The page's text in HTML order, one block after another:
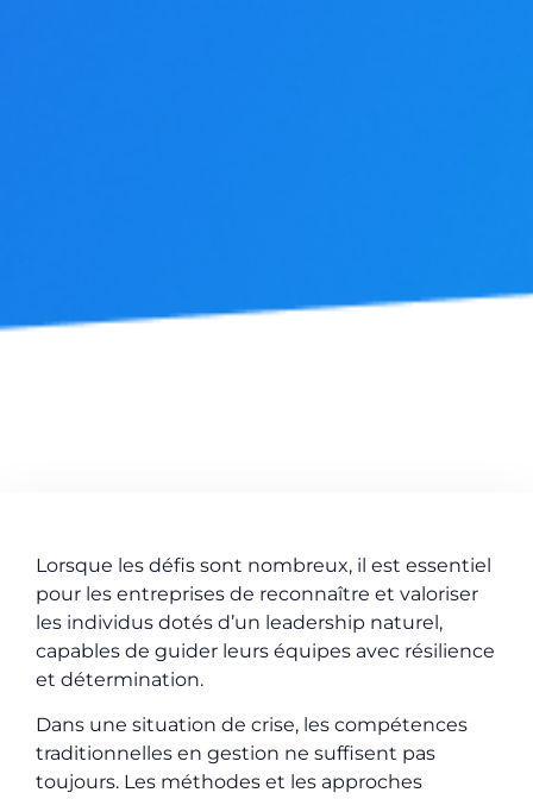
Lorsque les défis sont nombreux, il est essentiel
pour les entreprises de reconnaître et valoriser
les individus dotés d’un leadership naturel,
capables de guider leurs équipes avec résilience
et détermination.
Dans une situation de crise, les compétences
traditionnelles en gestion ne suffisent pas
toujours. Les méthodes et les approches